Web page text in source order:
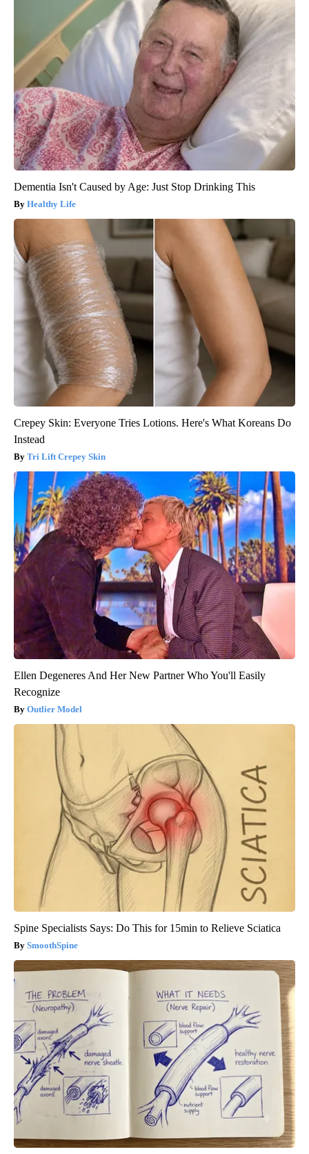
Dementia Isn't Caused by Age: Just Stop Drinking This
Healthy Life
Crepey Skin: Everyone Tries Lotions. Here's What Koreans Do
Instead
Tri Lift Crepey Skin
Ellen Degeneres And Her New Partner Who You'll Easily
Recognize
Outlier Model
Spine Specialists Says: Do This for 15min to Relieve Sciatica
SmoothSpine